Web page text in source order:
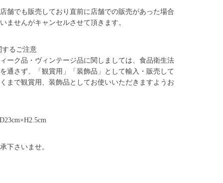
舗でも販売しており直前に店舗での販売があった場合
ませんがキャンセルさせて頂きます。
るご注意
ーク品・ヴィンテージ品に関しましては、食品衛生法
通さず、「観賞用」「装飾品」として輸入・販売して
まで観賞用、装飾品としてお使いいただきますようお
下さいませ。